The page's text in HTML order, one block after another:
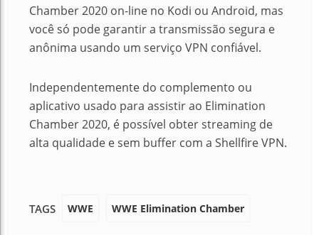
Chamber 2020 on-line no Kodi ou Android, mas
você só pode garantir a transmissão segura e
anônima usando um serviço VPN confiável.
Independentemente do complemento ou
aplicativo usado para assistir ao Elimination
Chamber 2020, é possível obter streaming de
alta qualidade e sem buffer com a Shellfire VPN.
TAGS WWE WWE Elimination Chamber